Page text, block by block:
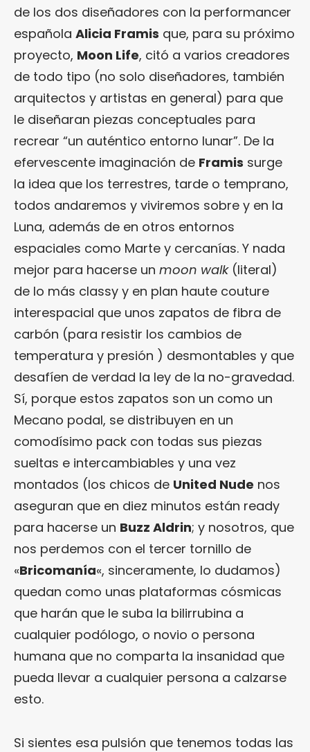
de los dos diseñadores con la performancer
española Alicia Framis que, para su próximo
proyecto, Moon Life, citó a varios creadores
de todo tipo (no solo diseñadores, también
arquitectos y artistas en general) para que
le diseñaran piezas conceptuales para
recrear “un auténtico entorno lunar”. De la
efervescente imaginación de Framis surge
la idea que los terrestres, tarde o temprano,
todos andaremos y viviremos sobre y en la
Luna, además de en otros entornos
espaciales como Marte y cercanías. Y nada
mejor para hacerse un moon walk(literal)
de lo más classy y en plan haute couture
interespacial que unos zapatos de fibra de
carbón (para resistir los cambios de
temperatura y presión ) desmontables y que
desafíen de verdad la ley de la no-gravedad.
Sí, porque estos zapatos son un como un
Mecano podal, se distribuyen en un
comodísimo pack con todas sus piezas
sueltas e intercambiables y una vez
montados (los chicos de United Nude nos
aseguran que en diez minutos están ready
para hacerse un Buzz Aldrin; y nosotros, que
nos perdemos con el tercer tornillo de
«Bricomanía«, sinceramente, lo dudamos)
quedan como unas plataformas cósmicas
que harán que le suba la bilirrubina a
cualquier podólogo, o novio o persona
humana que no comparta la insanidad que
pueda llevar a cualquier persona a calzarse
esto.
Si sientes esa pulsión que tenemos todas las